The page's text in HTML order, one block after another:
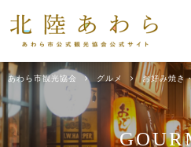
あわら市観光協会 グルメ お好み焼き